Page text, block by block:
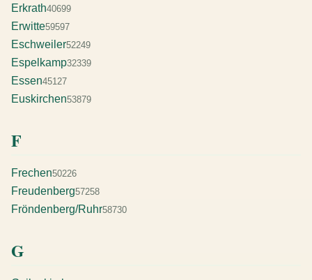
Erkrath40699
Erwitte59597
Eschweiler52249
Espelkamp32339
Essen45127
Euskirchen53879
F
Frechen50226
Freudenberg57258
Fröndenberg/Ruhr58730
G